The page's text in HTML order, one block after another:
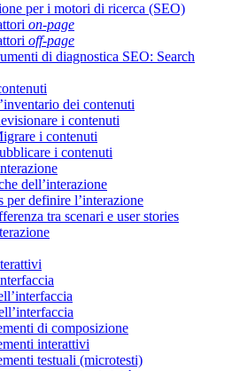
per i motori di ricerca (SEO)
on-page
off-page
di diagnostica SEO: Search
dei contenuti
i contenuti
i contenuti
i contenuti
dell’interazione
per definire l’interazione
tra scenari e user stories
di composizione
interattivi
testuali (microtesti)